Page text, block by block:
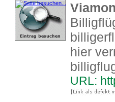
hier
URL: